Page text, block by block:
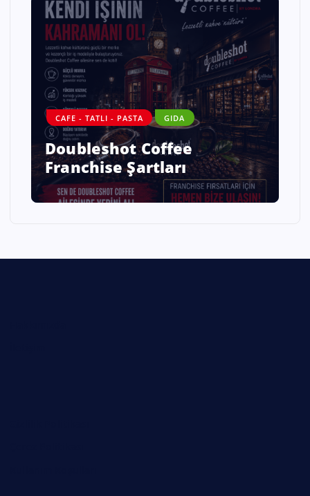
CAFE - TATLI - PASTA GIDA
Doubleshot Coffee
Franchise Şartları